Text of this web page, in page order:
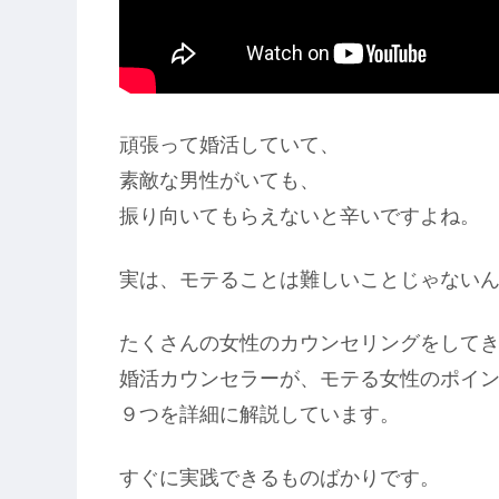
頑張って婚活していて、
素敵な男性がいても、
振り向いてもらえないと辛いですよね。
実は、モテることは難しいことじゃないん
たくさんの女性のカウンセリングをして
婚活カウンセラーが、モテる女性のポイ
９つを詳細に解説しています。
すぐに実践できるものばかりです。